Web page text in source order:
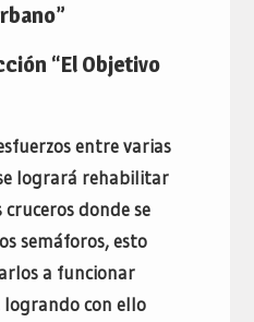
“El Objetivo
entre varias
logrará rehabilitar
donde se
semáforos, esto
a funcionar
con ello